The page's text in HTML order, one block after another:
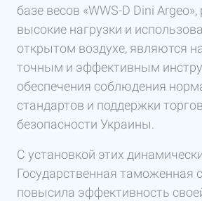
базе весов «WWS-D Dini
высокие нагрузки и
открытом воздухе, являются
точным и эффективным
обеспечения соблюдения
стандартов и поддержки
безопасности Украины.
С установкой этих
Государственная таможенная
повысила эффективность